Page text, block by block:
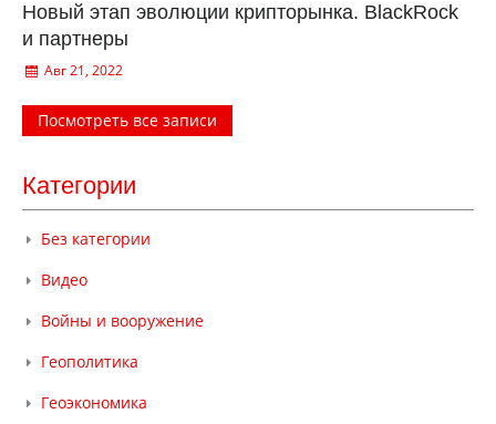
Новый этап эволюции крипторынка. BlackRock
и партнеры
Авг 21, 2022
Посмотреть все записи
Категории
Без категории
Видео
Войны и вооружение
Геополитика
Геоэкономика